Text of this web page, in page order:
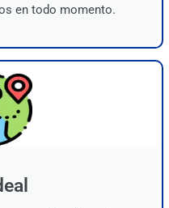
en todo momento.